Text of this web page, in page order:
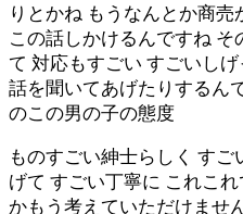
りとかね もうなんとか商
この話しかけるんですね そ
て 対応もすごい すごいし
話を聞いてあげたりするん
のこの男の子の態度
ものすごい紳士らしく す
げて すごい丁寧に これこ
かもう考えていただけませ